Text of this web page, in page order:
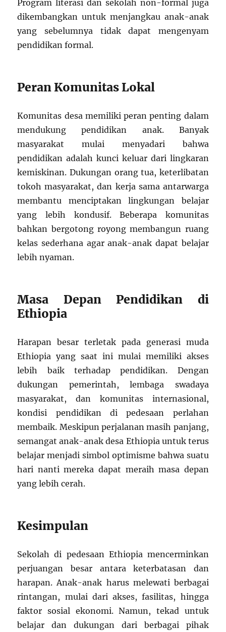
Program literasi dan sekolah non-formal juga
dikembangkan untuk menjangkau anak-anak
yang sebelumnya tidak dapat mengenyam
pendidikan formal.
Peran Komunitas Lokal
Komunitas desa memiliki peran penting dalam
mendukung pendidikan anak. Banyak
masyarakat mulai menyadari bahwa
pendidikan adalah kunci keluar dari lingkaran
kemiskinan. Dukungan orang tua, keterlibatan
tokoh masyarakat, dan kerja sama antarwarga
membantu menciptakan lingkungan belajar
yang lebih kondusif. Beberapa komunitas
bahkan bergotong royong membangun ruang
kelas sederhana agar anak-anak dapat belajar
lebih nyaman.
Masa Depan Pendidikan di
Ethiopia
Harapan besar terletak pada generasi muda
Ethiopia yang saat ini mulai memiliki akses
lebih baik terhadap pendidikan. Dengan
dukungan pemerintah, lembaga swadaya
masyarakat, dan komunitas internasional,
kondisi pendidikan di pedesaan perlahan
membaik. Meskipun perjalanan masih panjang,
semangat anak-anak desa Ethiopia untuk terus
belajar menjadi simbol optimisme bahwa suatu
hari nanti mereka dapat meraih masa depan
yang lebih cerah.
Kesimpulan
Sekolah di pedesaan Ethiopia mencerminkan
perjuangan besar antara keterbatasan dan
harapan. Anak-anak harus melewati berbagai
rintangan, mulai dari akses, fasilitas, hingga
faktor sosial ekonomi. Namun, tekad untuk
belajar dan dukungan dari berbagai pihak